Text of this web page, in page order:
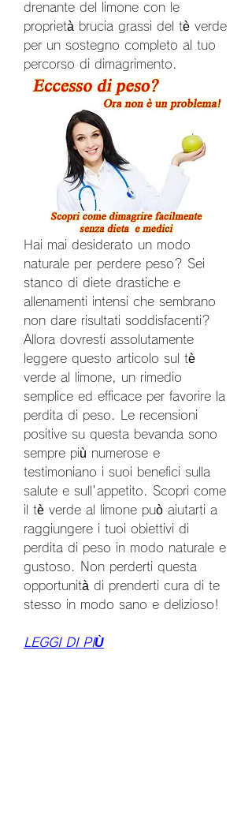
drenante del limone con le
proprietà brucia grassi del tè verde
per un sostegno completo al tuo
percorso di dimagrimento.
Hai mai desiderato un modo
naturale per perdere peso? Sei
stanco di diete drastiche e
allenamenti intensi che sembrano
non dare risultati soddisfacenti?
Allora dovresti assolutamente
leggere questo articolo sul tè
verde al limone, un rimedio
semplice ed efficace per favorire la
perdita di peso. Le recensioni
positive su questa bevanda sono
sempre più numerose e
testimoniano i suoi benefici sulla
salute e sull'appetito. Scopri come
il tè verde al limone può aiutarti a
raggiungere i tuoi obiettivi di
perdita di peso in modo naturale e
gustoso. Non perderti questa
opportunità di prenderti cura di te
stesso in modo sano e delizioso!
LEGGI DI PIÙ